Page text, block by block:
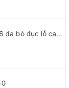
Giày lười nam LENTINE LTN136 da bò đục lỗ cao cấp